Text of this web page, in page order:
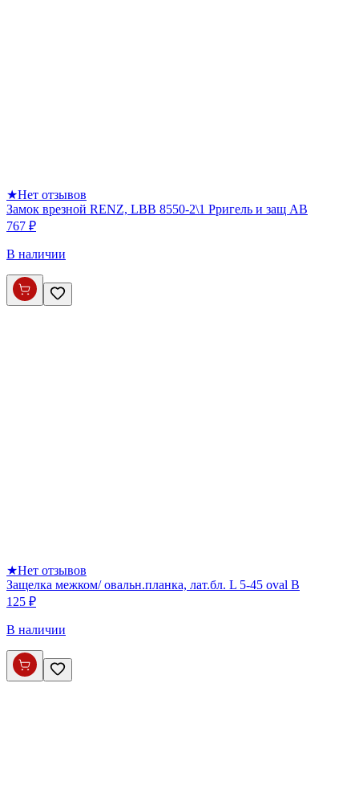
★Нет отзывов
Замок врезной RENZ, LBB 8550-2\1 Pригель и защ AB
767 ₽
В наличии
★Нет отзывов
Защелка межком/ овальн.планка, лат.бл. L 5-45 oval B
125 ₽
В наличии